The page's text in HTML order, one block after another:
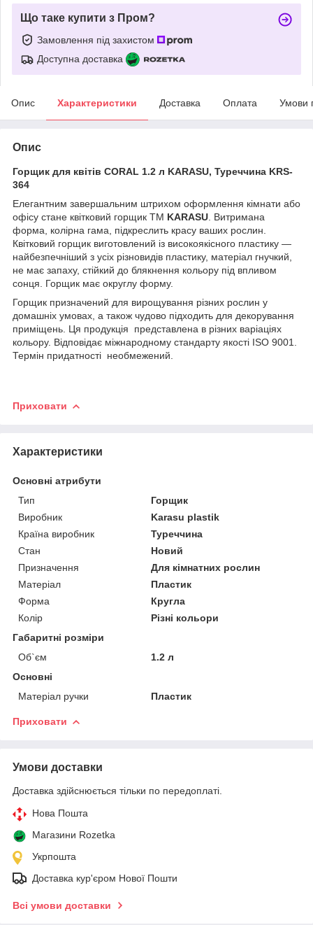
Що таке купити з Пром?
Замовлення під захистом
Доступна доставка
Опис Характеристики Доставка Оплата Умови
Опис
Горщик для квітів CORAL 1.2 л KARASU, Туреччина KRS-
364
Елегантним завершальним штрихом оформлення кімнати або
офісу стане квітковий горщик ТМ KARASU . Витримана
форма, колірна гама, підкреслить красу ваших рослин.
Квітковий горщик виготовлений із високоякісного пластику —
найбезпечніший з усіх різновидів пластику, матеріал гнучкий,
не має запаху, стійкий до блякнення кольору під впливом
сонця. Горщик має округлу форму.
Горщик призначений для вирощування різних рослин у
домашніх умовах, а також чудово підходить для декорування
приміщень. Ця продукція представлена в різних варіаціях
кольору. Відповідає міжнародному стандарту якості ISO 9001.
Термін придатності необмежений.
Приховати
Характеристики
Основні атрибути
Тип
Горщик
Виробник
Karasu plastik
Країна виробник
Туреччина
Стан
Новий
Призначення
Для кімнатних рослин
Матеріал
Пластик
Форма
Кругла
Колір
Різні кольори
Габаритні розміри
Об`єм
1.2 л
Основні
Матеріал ручки
Пластик
Приховати
Умови доставки
Доставка здійснюється тільки по передоплаті.
Нова Пошта
Магазини Rozetka
Укрпошта
Доставка кур'єром Нової Пошти
Всі умови доставки